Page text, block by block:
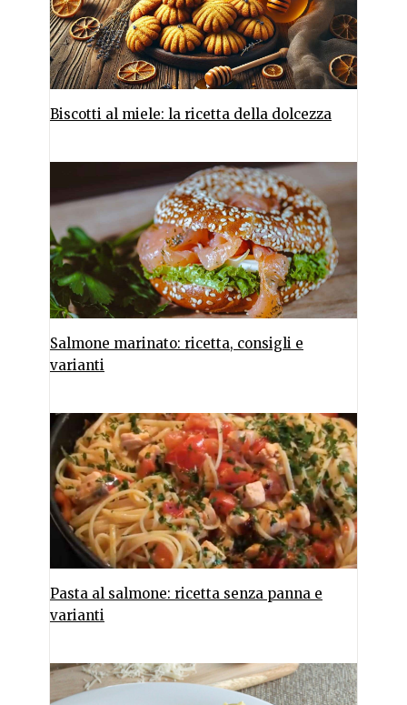
Biscotti al miele: la ricetta della dolcezza
Salmone marinato: ricetta, consigli e
varianti
Pasta al salmone: ricetta senza panna e
varianti